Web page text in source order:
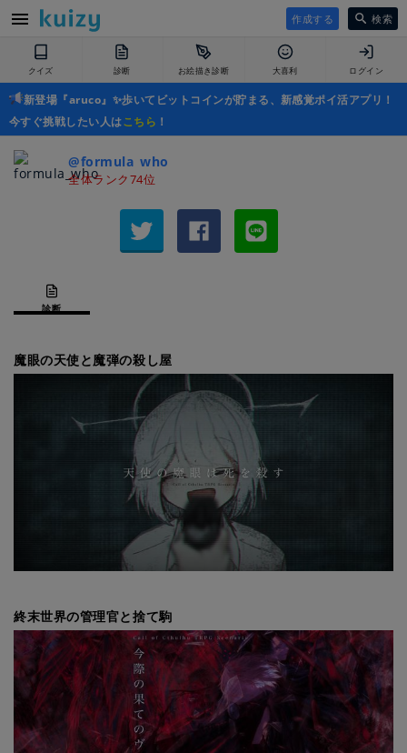
作成する 検索
クイズ 診断 お絵描き診断 大喜利 ログイン
新登場『aruco』✨歩いてビットコインが貯まる、新感覚ポイ活アプリ！
今すぐ挑戦したい人はこちら ！
@formula_who
全体ランク74位
診断
魔眼の天使と魔弾の殺し屋
終末世界の管理官と捨て駒